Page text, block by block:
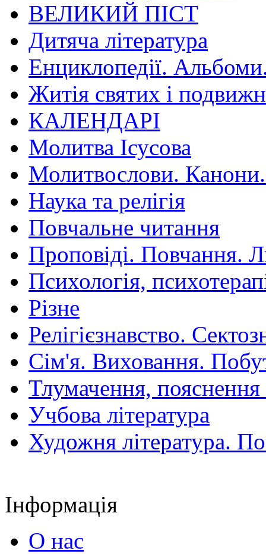
ВЕЛИКИЙ ПІСТ
Дитяча література
Енциклопедії.
Житія святих і
КАЛЕНДАРІ
Молитва Ісусова
Молитвослови.
Наука та релігія
Повчальне читання
Проповіді. Повчання.
Психологія,
Різне
Релігієзнавство.
Сім'я. Виховання.
Тлумачення,
Учбова література
Художня література.
Інформація
О нас